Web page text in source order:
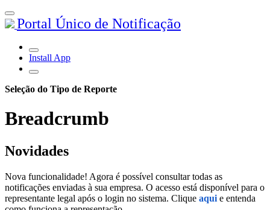
Portal Único de Notificação
Install App
Seleção do Tipo de Reporte
Breadcrumb
Novidades
Nova funcionalidade! Agora é possível consultar todas as
notificações enviadas à sua empresa. O acesso está disponível para o
representante legal após o login no sistema. Clique aqui e entenda